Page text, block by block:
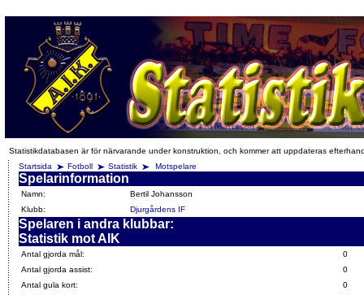
Statistikdatabasen är för närvarande under konstruktion, och kommer att uppdateras
Startsida
Fotboll Statistik Motspelare
Spelarinformation
Namn:
Bertil Johansson
Klubb:
Djurgårdens IF
Spelaren i andra klubbar:
Statistik mot AIK
Antal gjorda mål:
0
Antal gjorda assist:
0
Antal gula kort:
0